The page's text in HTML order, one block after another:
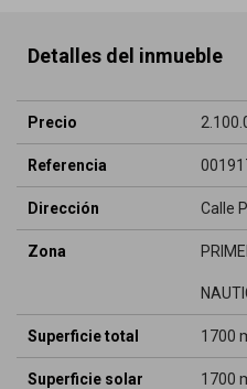
Detalles del inmueble
Precio
Referencia
Dirección Calle
Zona
Superficie total 1700
Superficie solar 1700